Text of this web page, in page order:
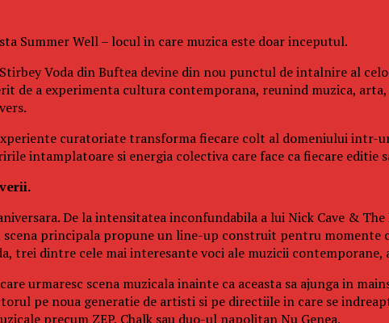
Summer Well – locul in care muzica este doar inceputul.
Voda din Buftea devine din nou punctul de intalnire al
de a experimenta cultura contemporana, reunind muzica,
curatoriate transforma fiecare colt al domeniului intr-
intamplatoare si energia colectiva care face ca fiecare editie
De la intensitatea inconfundabila a lui Nick Cave &
principala propune un line-up construit pentru
trei dintre cele mai interesante voci ale muzicii
urmaresc scena muzicala inainte ca aceasta sa ajunga in
pe noua generatie de artisti si pe directiile in care se
precum ZEP, Chalk sau duo-ul napolitan Nu Genea.